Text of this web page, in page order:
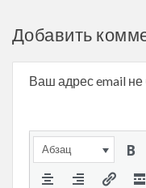
Добавить
Ваш адрес email не
Абзац